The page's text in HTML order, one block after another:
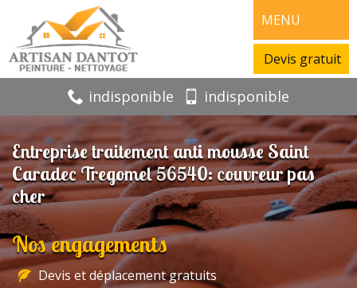
MENU
Devis gratuit
indisponible indisponible
Entreprise traitement anti mousse Saint
Caradec Tregomel 56540: couvreur pas
cher
Nos engagements
Devis et déplacement gratuits